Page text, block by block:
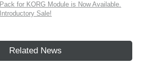
Pack for KORG Module is Now Available.
Introductory Sale!
Related News